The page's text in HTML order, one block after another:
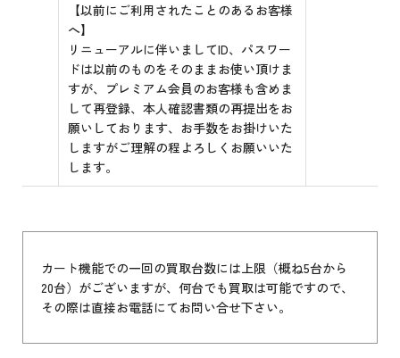
【以前にご利用されたことのあるお客様
へ】
リニューアルに伴いましてID、パスワー
ドは以前のものをそのままお使い頂けま
すが、プレミアム会員のお客様も含めま
して再登録、本人確認書類の再提出をお
願いしております、お手数をお掛けいた
しますがご理解の程よろしくお願いいた
します。
カート機能での一回の買取台数には上限（概ね5台から
20台）がございますが、何台でも買取は可能ですので、
その際は直接お電話にてお問い合せ下さい。